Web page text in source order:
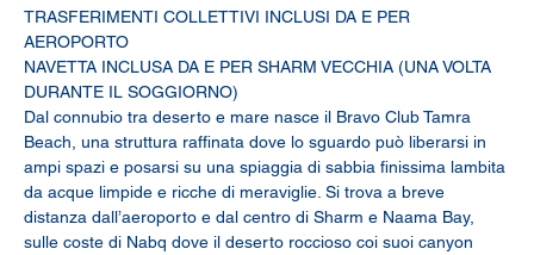
TRASFERIMENTI COLLETTIVI INCLUSI DA E PER
AEROPORTO
NAVETTA INCLUSA DA E PER SHARM VECCHIA (UNA VOLTA
DURANTE IL SOGGIORNO)
Dal connubio tra deserto e mare nasce il Bravo Club Tamra
Beach, una struttura raffinata dove lo sguardo può liberarsi in
ampi spazi e posarsi su una spiaggia di sabbia finissima lambita
da acque limpide e ricche di meraviglie. Si trova a breve
distanza dall’aeroporto e dal centro di Sharm e Naama Bay,
sulle coste di Nabq dove il deserto roccioso coi suoi canyon